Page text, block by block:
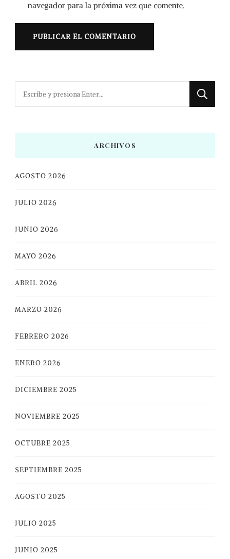
navegador para la próxima vez que comente.
ARCHIVOS
AGOSTO 2026
JULIO 2026
JUNIO 2026
MAYO 2026
ABRIL 2026
MARZO 2026
FEBRERO 2026
ENERO 2026
DICIEMBRE 2025
NOVIEMBRE 2025
OCTUBRE 2025
SEPTIEMBRE 2025
AGOSTO 2025
JULIO 2025
JUNIO 2025